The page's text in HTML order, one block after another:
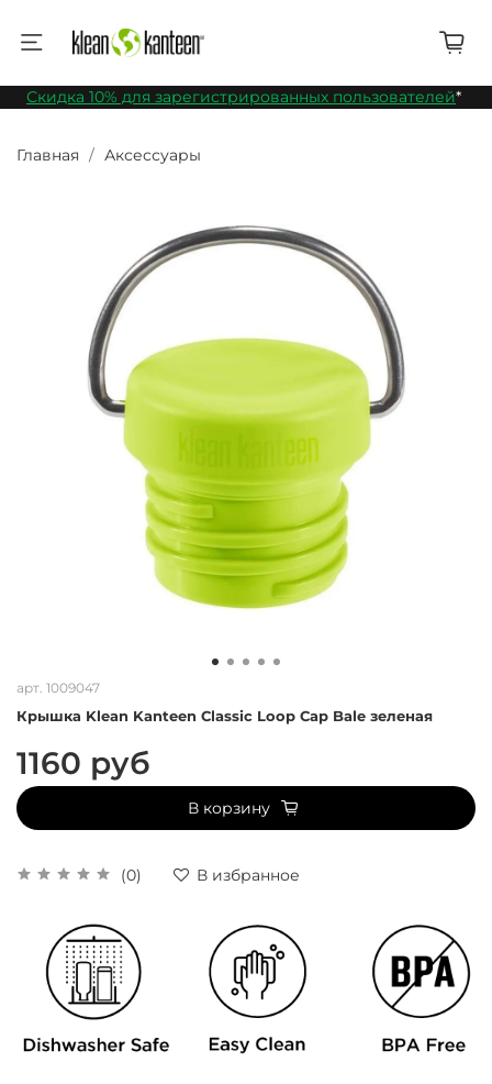
Скидка 10% для зарегистрированных пользователей*
Главная Аксессуары
арт. 1009047
Крышка Klean Kanteen Classic Loop Cap Bale зеленая
(0) В избранное
1160 руб
В корзину